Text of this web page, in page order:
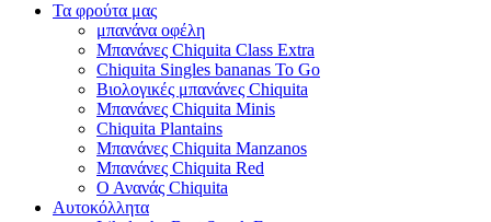
Τα φρούτα μας
μπανάνα οφέλη
Μπανάνες Chiquita Class Extra
Chiquita Singles bananas To Go
Βιολογικές μπανάνες Chiquita
Μπανάνες Chiquita Minis
Chiquita Plantains
Μπανάνες Chiquita Manzanos
Μπανάνες Chiquita Red
Ο Ανανάς Chiquita
Αυτοκόλλητα